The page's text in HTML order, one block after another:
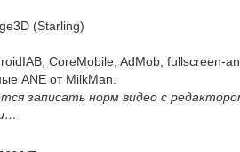
(Starling)
CoreMobile, AdMob, fullscreen-
ANE от MilkMan.
записать норм видео с